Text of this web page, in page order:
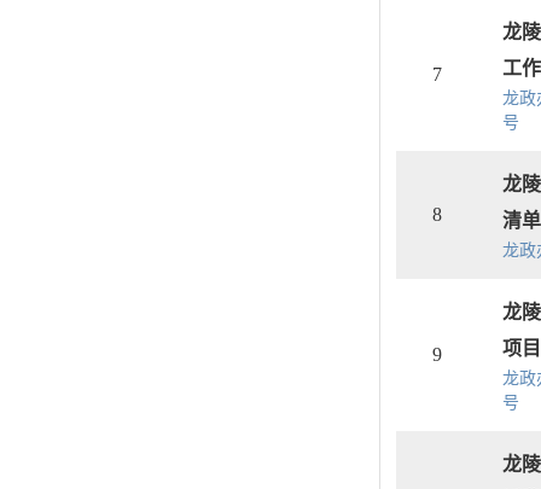
7
龙
工
龙政
号
8
龙
清
龙政
9
龙
项
龙政
号
龙